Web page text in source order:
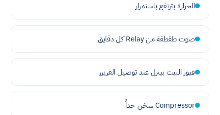
الحرارة بترتفع باستمرار
صوت طقطقة من Relay كل دقايق
فيوز البيت بينزل عند توصيل الفريزر
Compressor سخن جداً